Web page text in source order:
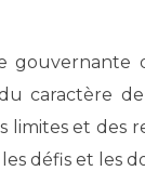
gouvernante
caractère
limites et des
défis et les